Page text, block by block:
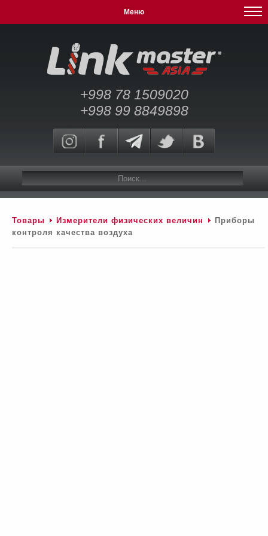
Меню
+998 78 1509020
+998 99 8849898
Товары Измерители физических величин
Приборы
контроля качества воздуха